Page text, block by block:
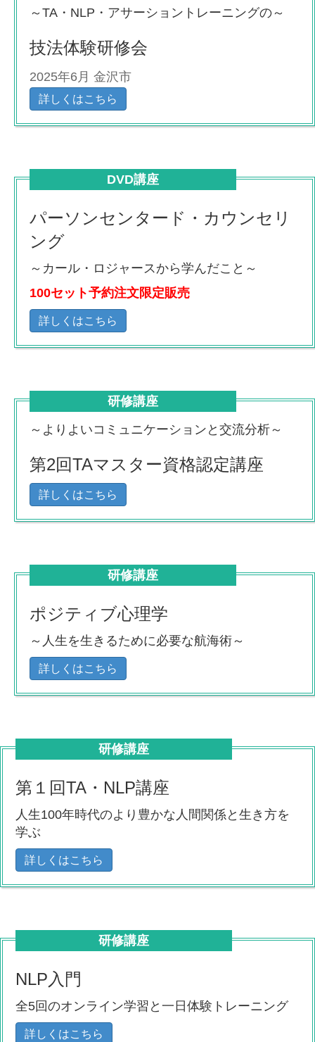
～TA・NLP・アサーショントレーニングの～
技法体験研修会
2025年6月 金沢市
詳しくはこちら
DVD講座
パーソンセンタード・カウンセリ
ング
～カール・ロジャースから学んだこと～
100セット予約注文限定販売
詳しくはこちら
研修講座
～よりよいコミュニケーションと交流分析～
第2回TAマスター資格認定講座
詳しくはこちら
研修講座
ポジティブ心理学
～人生を生きるために必要な航海術～
詳しくはこちら
研修講座
第１回TA・NLP講座
人生100年時代のより豊かな人間関係と生き方を
学ぶ
詳しくはこちら
研修講座
NLP入門
全5回のオンライン学習と一日体験トレーニング
詳しくはこちら